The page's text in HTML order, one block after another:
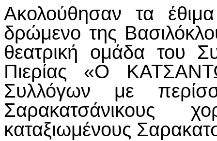
Ακολούθησαν τα
δρώμενο της
θεατρική ομάδα του
Πιερίας «Ο
Συλλόγων με
Σαρακατσάνικους
καταξιωμένους